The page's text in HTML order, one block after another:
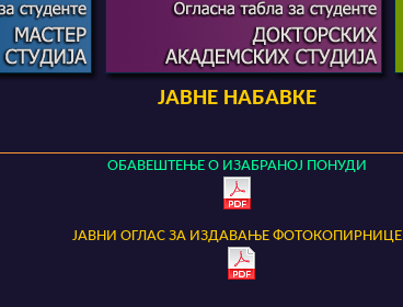
ЈАВНЕ НАБАВКЕ
ОБАВЕШТЕЊЕ О ИЗАБРАНОЈ ПОНУДИ
ЈАВНИ ОГЛАС ЗА ИЗДАВАЊЕ ФОТОКОПИРНИЦЕ